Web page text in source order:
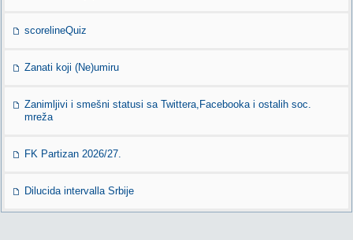
scorelineQuiz
Zanati koji (Ne)umiru
Zanimljivi i smešni statusi sa Twittera,Facebooka i ostalih soc.
mreža
FK Partizan 2026/27.
Dilucida intervalla Srbije